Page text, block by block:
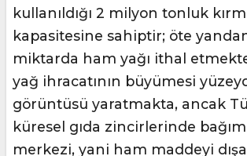
kullanıldığı 2 milyon tonluk
kapasitesine sahiptir; öte
miktarda ham yağı ithal
yağ ihracatının büyümesi
görüntüsü yaratmakta, ancak
küresel gıda zincirlerinde
merkezi, yani ham maddeyi